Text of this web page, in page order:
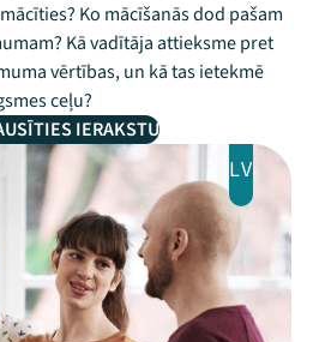
Ko mācīšanās dod pašam
Kā vadītāja attieksme pret
vērtības, un kā tas ietekmē
ceļu?
IERAKSTU
LV